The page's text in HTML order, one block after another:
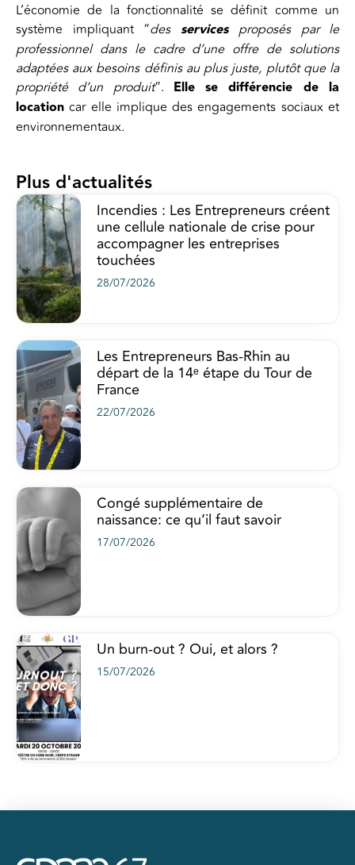
L’économie de la fonctionnalité se définit comme un
système impliquant “des services proposés par le
professionnel dans le cadre d’une offre de solutions
adaptées aux besoins définis au plus juste, plutôt que la
propriété d’un produit”. Elle se différencie de la
location car elle implique des engagements sociaux et
environnementaux.
Plus d'actualités
Incendies : Les Entrepreneurs créent
une cellule nationale de crise pour
accompagner les entreprises
touchées
28/07/2026
Les Entrepreneurs Bas-Rhin au
départ de la 14ᵉ étape du Tour de
France
22/07/2026
Congé supplémentaire de
naissance: ce qu’il faut savoir
17/07/2026
Un burn-out ? Oui, et alors ?
15/07/2026